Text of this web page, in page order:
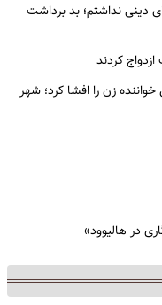
دینی نداشتم؛ بد برداشت
کردند
زن را افشا کرد؛ شهر
در هالیوود»